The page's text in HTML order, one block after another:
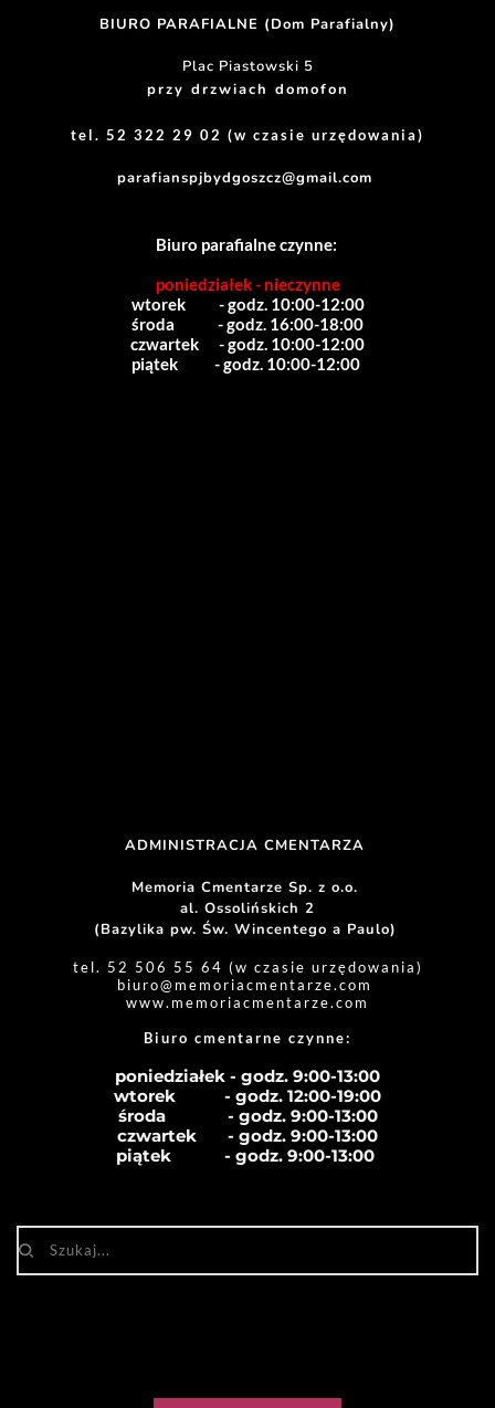
BIURO PARAFIALNE (Dom Parafialny)
Plac Piastowski 5
przy drzwiach domofon
tel. 52 322 29 02 (w czasie urzędowania)
parafianspjbydgoszcz@gmail.com
Biuro parafialne czynne:
poniedziałek - nieczynne
wtorek          - godz. 10:00-12:00
środa             - godz. 16:00-18:00
czwartek      - godz. 10:00-12:00
piątek           - godz. 10:00-12:00
ADMINISTRACJA CMENTARZA
Memoria Cmentarze Sp. z o.o.
al. Ossolińskich 2
(Bazylika pw. Św. Wincentego a Paulo)
tel. 52 506 55 64 (w czasie urzędowania)
biuro@memoriacmentarze.com
www.memoriacmentarze.com
Biuro cmentarne czynne:
poniedziałek - godz. 9:00-13:00
wtorek           - godz. 12:00-19:00
środa              - godz. 9:00-13:00
czwartek       - godz. 9:00-13:00
piątek            - godz. 9:00-13:00